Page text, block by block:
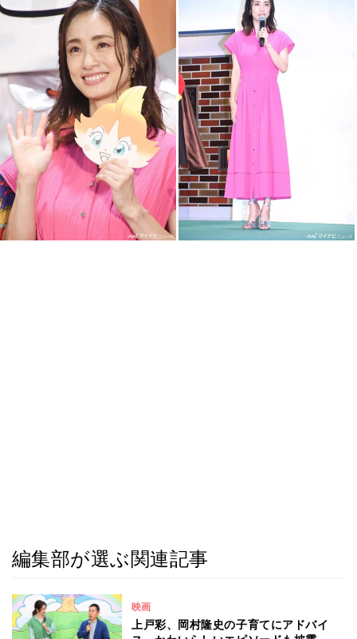
編集部が選ぶ関連記事
映画
上戸彩、岡村隆史の子育てにアドバイ